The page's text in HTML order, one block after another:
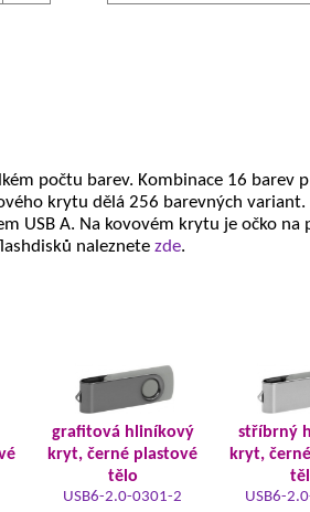
počtu barev. Kombinace 16 barev
krytu dělá 256 barevných variant.
USB A. Na kovovém krytu je očko na
naleznete zde.
grafitová hliníkový
kryt, černé plastové
tělo
USB6-2.0-0301-2
stříbrný
kryt,
USB6-